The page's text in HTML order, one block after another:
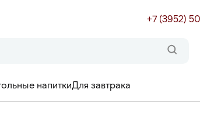
+7 (3952)
напиткиДля завтрака